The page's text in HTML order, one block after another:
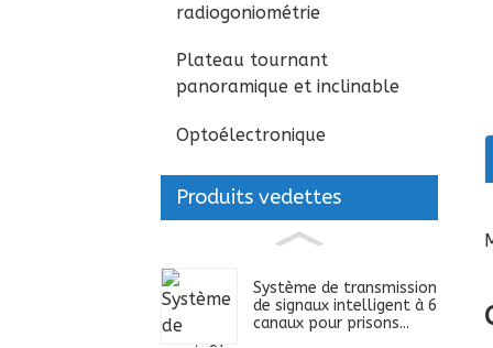
radiogoniométrie
Plateau tournant
panoramique et inclinable
Optoélectronique
Produits vedettes
Système de transmission
de signaux intelligent à 6
canaux pour prisons...